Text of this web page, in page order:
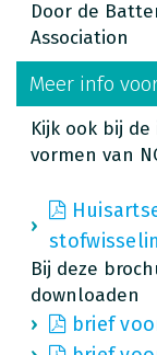
Door de
Association
Meer info
Kijk ook bij
vormen van
Bij deze
downloaden
brief